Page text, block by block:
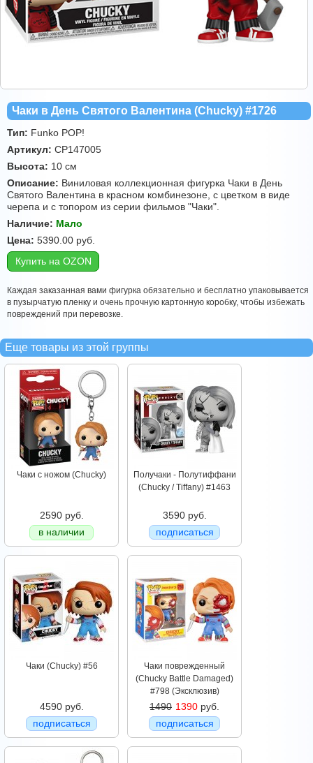
Чаки в День Святого Валентина (Chucky) #1726
Тип: Funko POP!
Артикул: CP147005
Высота: 10 см
Описание: Виниловая коллекционная фигурка Чаки в День
Святого Валентина в красном комбинезоне, с цветком в виде
черепа и с топором из серии фильмов "Чаки".
Наличие: Мало
Цена: 5390.00 руб.
Купить на OZON
Каждая заказанная вами фигурка обязательно и бесплатно упаковывается
в пузырчатую пленку и очень прочную картонную коробку, чтобы избежать
повреждений при перевозке.
Еще товары из этой группы
Чаки с ножом (Chucky)
2590 руб.
в наличии
Получаки - Полутиффани
(Chucky / Tiffany) #1463
3590 руб.
подписаться
Чаки (Chucky) #56
4590 руб.
подписаться
Чаки поврежденный
(Chucky Battle Damaged)
#798 (Эксклюзив)
1490 1390 руб.
подписаться